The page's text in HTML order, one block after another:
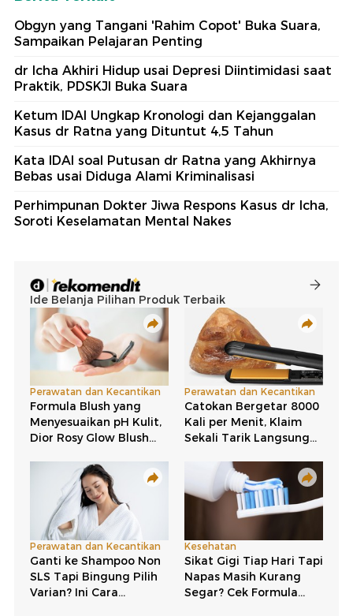
Obgyn yang Tangani 'Rahim Copot' Buka Suara,
Sampaikan Pelajaran Penting
dr Icha Akhiri Hidup usai Depresi Diintimidasi saat
Praktik, PDSKJI Buka Suara
Ketum IDAI Ungkap Kronologi dan Kejanggalan
Kasus dr Ratna yang Dituntut 4,5 Tahun
Kata IDAI soal Putusan dr Ratna yang Akhirnya
Bebas usai Diduga Alami Kriminalisasi
Perhimpunan Dokter Jiwa Respons Kasus dr Icha,
Soroti Keselamatan Mental Nakes